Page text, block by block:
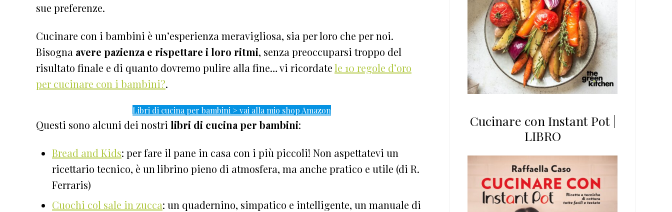
sue preferenze.
Cucinare con i bambini è un’esperienza meravigliosa, sia per loro che per noi.
Bisogna avere pazienza e rispettare i loro ritmi, senza preoccuparsi troppo del
risultato finale e di quanto dovremo pulire alla fine… vi ricordatele 10 regole d’oro
per cucinare con i bambini?.
Libri di cucina per bambini > vai alla mio shop Amazon
Questi sono alcuni dei nostri libri di cucina per bambini:
Bread and Kids: per fare il pane in casa con i più piccoli! Non aspettatevi un
ricettario tecnico, è un librino pieno di atmosfera, ma anche pratico e utile (di R.
Ferraris)
Cuochi col sale in zucca: un quadernino, simpatico e intelligente, un manuale di
Cucinare con Instant Pot |
LIBRO